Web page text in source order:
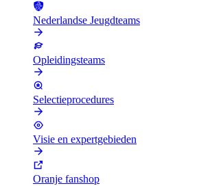
Nederlandse Jeugdteams
Opleidingsteams
Selectieprocedures
Visie en expertgebieden
Oranje fanshop